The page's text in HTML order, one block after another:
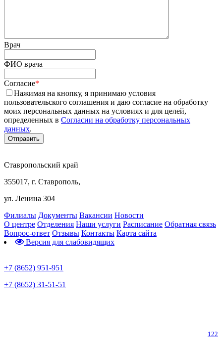
Врач
ФИО врача
Согласие*
Нажимая на кнопку, я принимаю условия
пользовательского соглашения и даю согласие на обработку
моих персональных данных на условиях и для целей,
определенных в Согласии на обработку персональных
данных.
Ставропольский край
355017, г. Ставрополь,
ул. Ленина 304
Филиалы Документы Вакансии Новости
О центре Отделения Наши услуги Расписание Обратная связь
Вопрос-ответ Отзывы Контакты Карта сайта
Версия для слабовидящих
+7 (8652) 951-951
+7 (8652) 31-51-51
122